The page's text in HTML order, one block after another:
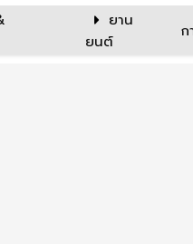
ยาน
ยนต์
ก